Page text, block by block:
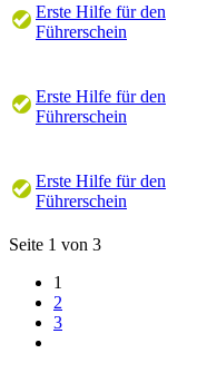
Erste Hilfe für den
Führerschein
Erste Hilfe für den
Führerschein
Erste Hilfe für den
Führerschein
Seite 1 von 3
1
2
3